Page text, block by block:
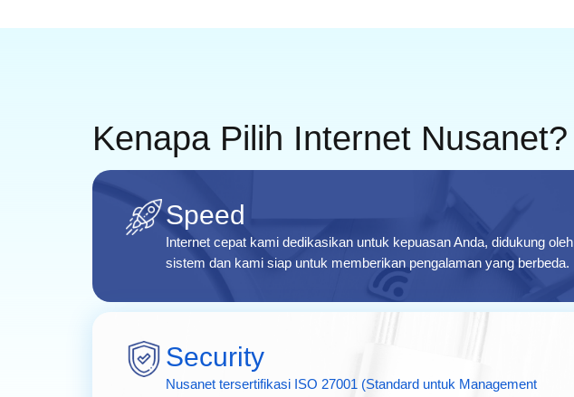
Kenapa Pilih Internet Nusanet?
Speed
Internet cepat kami dedikasikan untuk kepuasan Anda, didukung oleh
sistem dan kami siap untuk memberikan pengalaman yang berbeda.
Security
Nusanet tersertifikasi ISO 27001 (Standard untuk Management